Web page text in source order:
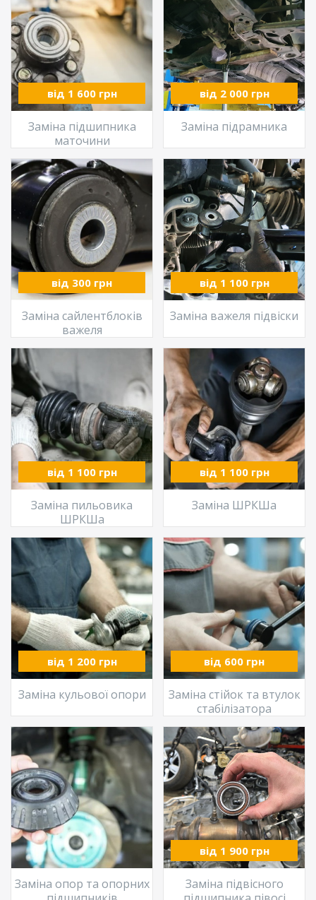
від 1 600 грн
Заміна підшипника
маточини
від 2 000 грн
Заміна підрамника
від 300 грн
Заміна сайлентблоків
важеля
від 1 100 грн
Заміна важеля підвіски
від 1 100 грн
Заміна пильовика
ШРКШа
від 1 100 грн
Заміна ШРКШа
від 1 200 грн
Заміна кульової опори
від 600 грн
Заміна стійок та втулок
стабілізатора
Заміна опор та опорних
від 1 900 грн
Заміна підвісного